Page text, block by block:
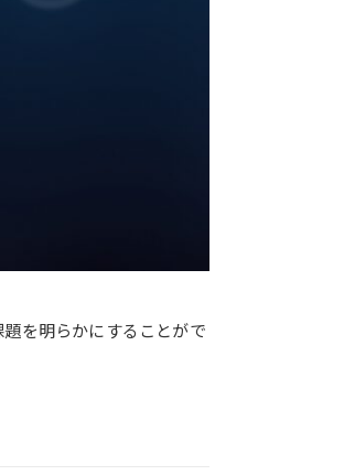
を明らかにすることがで